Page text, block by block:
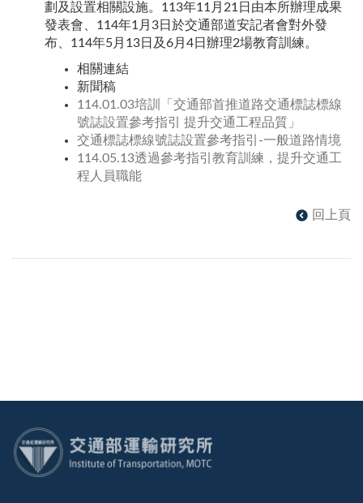
劃及設置相關設施。113年11月21日由本所辦理成果
發表會、114年1月3日於交通部道安記者會對外發
布、114年5月13日及6月4日辦理2場教育訓練。
相關連結
新聞稿
114.01.03培訓「交通部首推道路交通標誌標線
號誌設置參考指引 提升交通工程品質」
交通標誌標線號誌設置參考指引-一般道路情境
114.05.13透過參考指引教育訓練，提升交通工
程人員職能
回上頁